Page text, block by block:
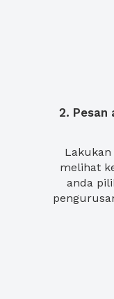
2. Pesan
melihat
anda